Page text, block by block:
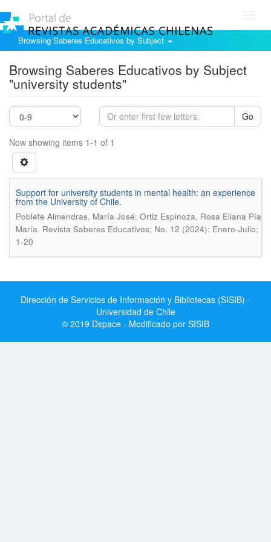
Browsing Saberes Educativos by Subject
Browsing Saberes Educativos by Subject
"university students"
Go
Now showing items 1-1 of 1
Support for university students in mental health: an experience
from the University of Chile.
Poblete Almendras, María José; Ortiz Espinoza, Rosa Eliana Pía
María. Revista Saberes Educativos; No. 12 (2024): Enero-Julio;
1-20
Dirección de Servicios de Información y Bibliotecas (SISIB) -
Universidad de Chile
© 2019 Dspace - Modificado por SISIB